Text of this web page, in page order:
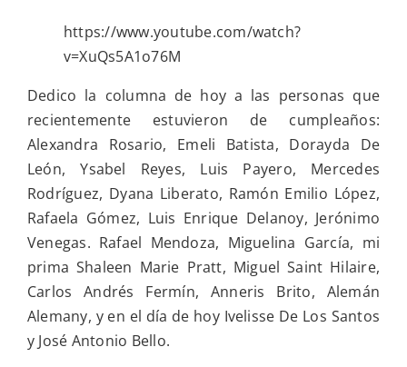
https://www.youtube.com/watch?
v=XuQs5A1o76M
Dedico la columna de hoy a las personas que
recientemente estuvieron de cumpleaños:
Alexandra Rosario, Emeli Batista, Dorayda De
León, Ysabel Reyes, Luis Payero, Mercedes
Rodríguez, Dyana Liberato, Ramón Emilio López,
Rafaela Gómez, Luis Enrique Delanoy, Jerónimo
Venegas. Rafael Mendoza, Miguelina García, mi
prima Shaleen Marie Pratt, Miguel Saint Hilaire,
Carlos Andrés Fermín, Anneris Brito, Alemán
Alemany, y en el día de hoy Ivelisse De Los Santos
y José Antonio Bello.